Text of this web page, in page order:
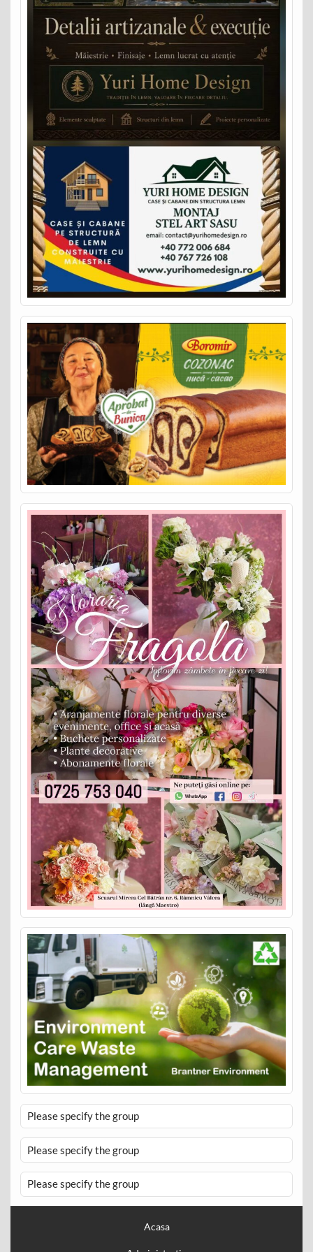
Please specify the group
Please specify the group
Please specify the group
Acasa